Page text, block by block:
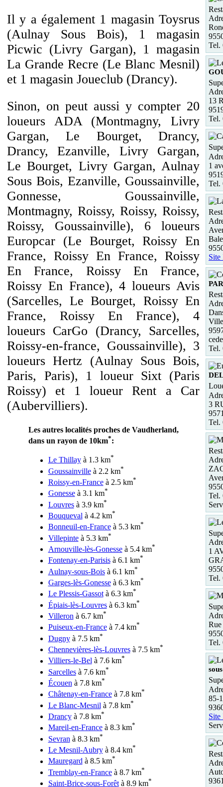
Il y a également 1 magasin Toysrus
(Aulnay Sous Bois), 1 magasin
Picwic (Livry Gargan), 1 magasin
La Grande Recre (Le Blanc Mesnil)
et 1 magasin Joueclub (Drancy).
Sinon, on peut aussi y compter 20
loueurs ADA (Montmagny, Livry
Gargan, Le Bourget, Drancy,
Drancy, Ezanville, Livry Gargan,
Le Bourget, Livry Gargan, Aulnay
Sous Bois, Ezanville, Goussainville,
Gonnesse, Goussainville,
Montmagny, Roissy, Roissy, Roissy,
Roissy, Goussainville), 6 loueurs
Europcar (Le Bourget, Roissy En
France, Roissy En France, Roissy
En France, Roissy En France,
Roissy En France), 4 loueurs Avis
(Sarcelles, Le Bourget, Roissy En
France, Roissy En France), 4
loueurs CarGo (Drancy, Sarcelles,
Roissy-en-france, Goussainville), 3
loueurs Hertz (Aulnay Sous Bois,
Paris, Paris), 1 loueur Sixt (Paris
Roissy) et 1 loueur Rent a Car
(Aubervilliers).
Les autres localités proches de Vaudherland,
dans un rayon de 10km*:
Le Thillayà 1.3 km*
Goussainvilleà 2.2 km*
Roissy-en-Franceà 2.5 km*
Gonesseà 3.1 km*
Louvresà 3.9 km*
Bouqueval à 4.2 km*
Bonneuil-en-Franceà 5.3 km*
Villepinteà 5.3 km*
Arnouville-lès-Gonesseà 5.4 km*
Fontenay-en-Parisisà 6.1 km*
Aulnay-sous-Boisà 6.1 km*
Garges-lès-Gonesseà 6.3 km*
Le Plessis-Gassotà 6.3 km*
Épiais-lès-Louvresà 6.3 km*
Villeron à 6.7 km*
Puiseux-en-Franceà 7.4 km*
Dugnyà 7.5 km*
Chennevières-lès-Louvresà 7.5 km*
Villiers-le-Belà 7.6 km*
Sarcellesà 7.6 km*
Écouen à 7.8 km*
Châtenay-en-Franceà 7.8 km*
Le Blanc-Mesnil à 7.8 km*
Drancyà 7.8 km*
Mareil-en-Franceà 8.3 km*
Sevran à 8.3 km*
Le Mesnil-Aubryà 8.4 km*
Mauregardà 8.5 km*
Tremblay-en-Franceà 8.7 km*
Saint-Brice-sous-Forêtà 8.9 km*
Tel.
13
Tel.
1
Tel.
Site
Tel.
3
Tel.
Tel.
1
Tel.
Tel.
85-
Site